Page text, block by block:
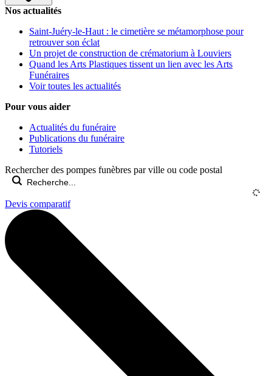
Nos actualités
Saint-Juéry-le-Haut : le cimetière se métamorphose pour
retrouver son éclat
Un projet de construction de crématorium à Louviers
Quand les Arts Plastiques tissent un lien avec les Arts
Funéraires
Voir toutes les actualités
Pour vous aider
Actualités du funéraire
Publications du funéraire
Tutoriels
Rechercher des pompes funèbres par ville ou code postal
Devis comparatif